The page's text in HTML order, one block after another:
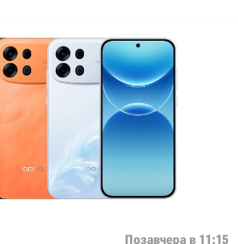
Позавчера в 11:15